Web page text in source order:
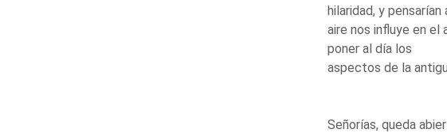
hilaridad, y
aire nos influye en
poner al día los
aspectos de la
Señorías, queda